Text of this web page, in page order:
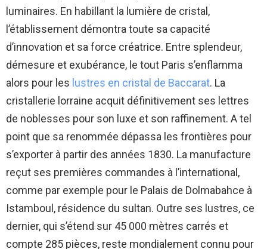
luminaires. En habillant la lumière de cristal,
l’établissement démontra toute sa capacité
d’innovation et sa force créatrice. Entre splendeur,
démesure et exubérance, le tout Paris s’enflamma
alors pour les lustres en cristal de Baccarat. La
cristallerie lorraine acquit définitivement ses lettres
de noblesses pour son luxe et son raffinement. A tel
point que sa renommée dépassa les frontières pour
s’exporter à partir des années 1830. La manufacture
reçut ses premières commandes à l’international,
comme par exemple pour le Palais de Dolmabahce à
Istamboul, résidence du sultan. Outre ses lustres, ce
dernier, qui s’étend sur 45 000 mètres carrés et
compte 285 pièces, reste mondialement connu pour